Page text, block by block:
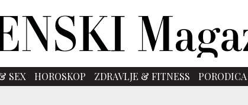
SEX HOROSKOP ZDRAVLJE & FITNESS PORODICA